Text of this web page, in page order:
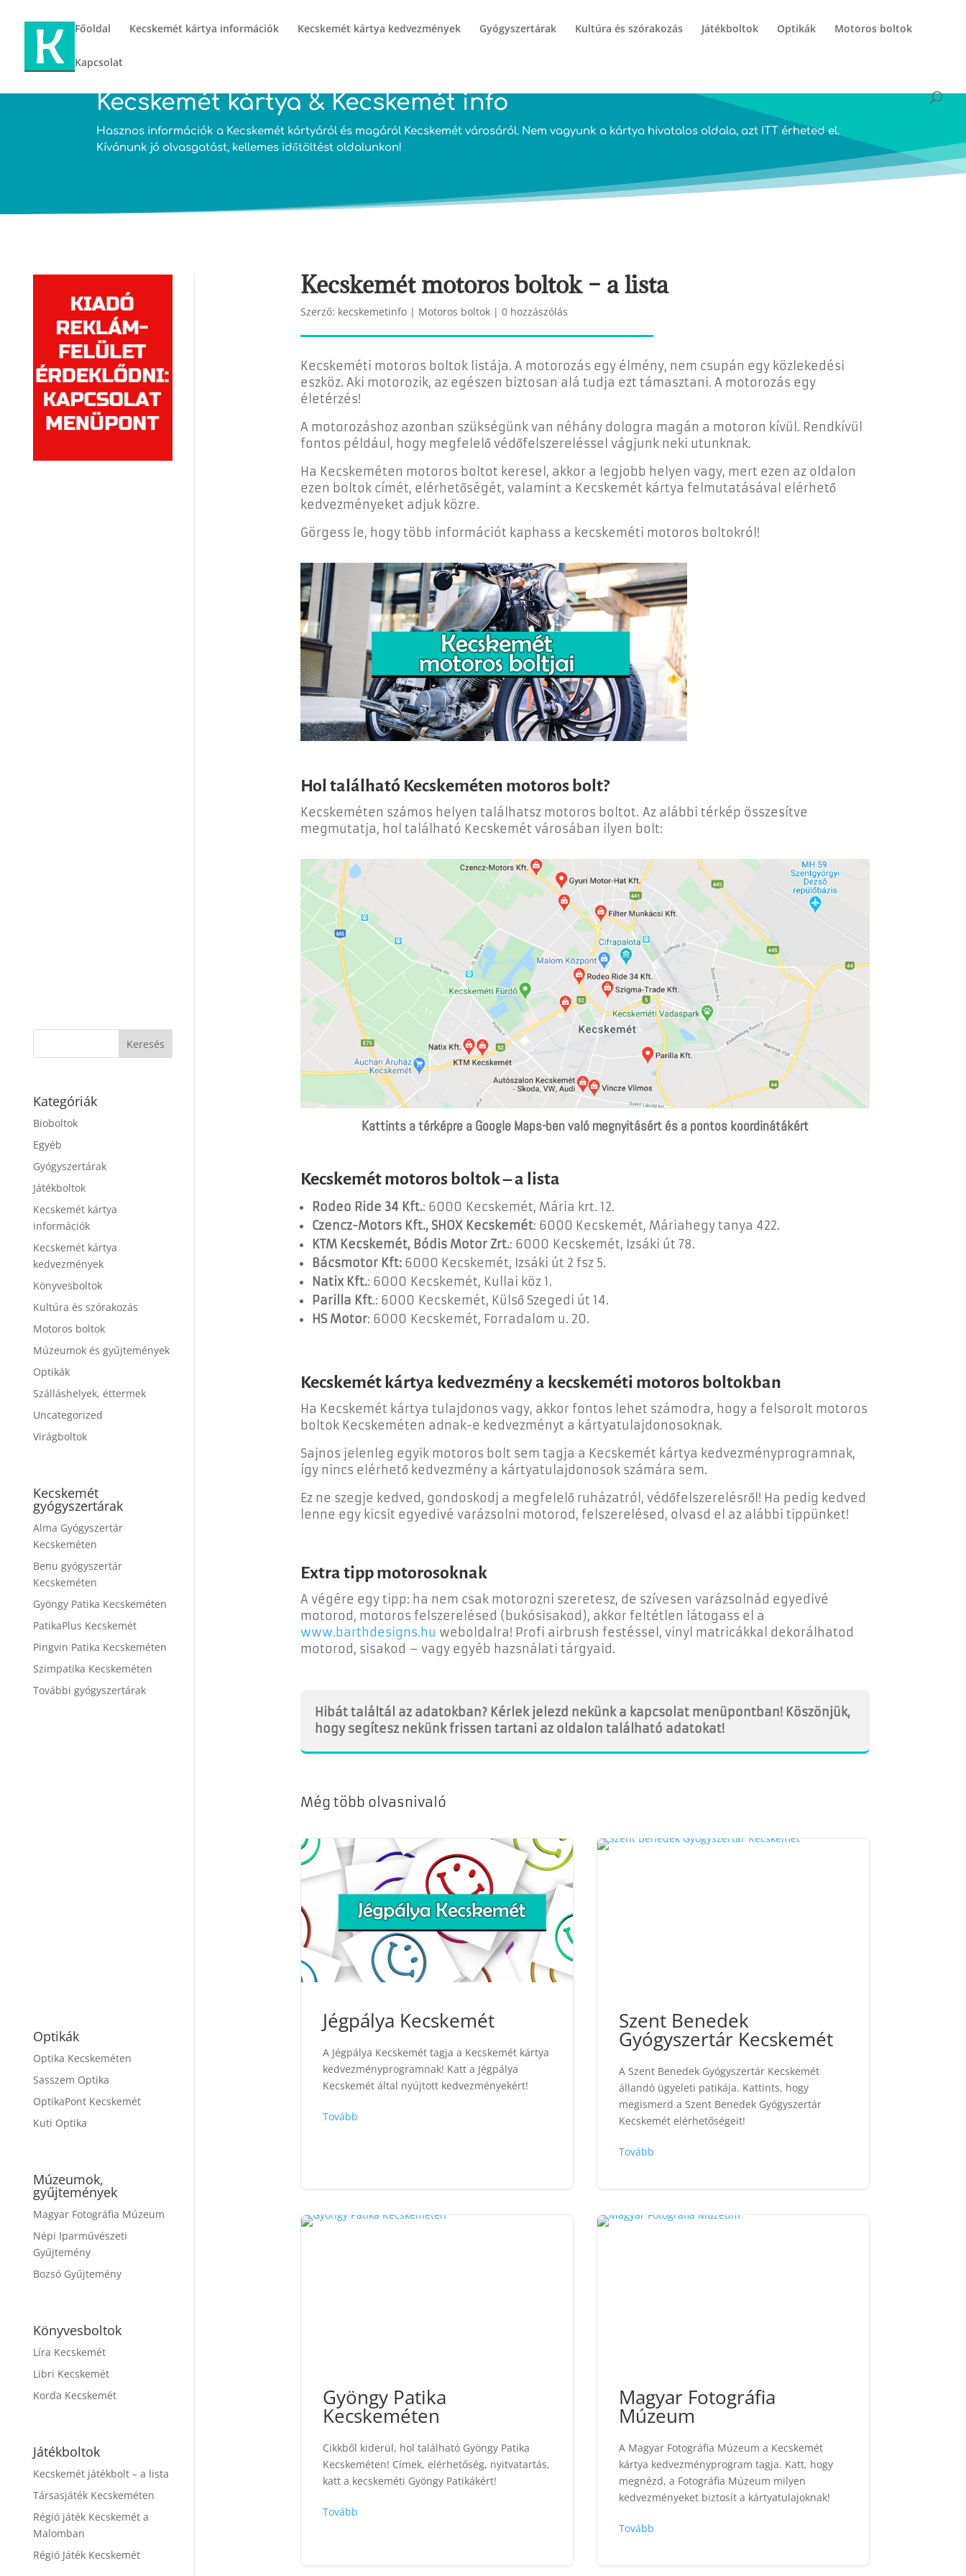
Főoldal Kecskemét kártya információk Kecskemét kártya kedvezmények Gyógyszertárak Kultúra és szórakozás Játékboltok Optikák Motoros boltok
Kapcsolat
Kecskemét kártya & Kecskemét info
Hasznos információk a Kecskemét kártyáról és magáról Kecskemét városáról. Nem vagyunk a kártya hivatalos oldala, azt ITT érheted el.
Kívánunk jó olvasgatást, kellemes időtöltést oldalunkon!
Kategóriák
Bioboltok
Egyéb
Gyógyszertárak
Játékboltok
Kecskemét kártya
információk
Kecskemét kártya
kedvezmények
Könyvesboltok
Kultúra és szórakozás
Motoros boltok
Múzeumok és gyűjtemények
Optikák
Szálláshelyek, éttermek
Uncategorized
Virágboltok
Kecskemét
gyógyszertárak
Alma Gyógyszertár
Kecskeméten
Benu gyógyszertár
Kecskeméten
Gyöngy Patika Kecskeméten
PatikaPlus Kecskemét
Pingvin Patika Kecskeméten
Szimpatika Kecskeméten
További gyógyszertárak
Optikák
Optika Kecskeméten
Sasszem Optika
OptikaPont Kecskemét
Kuti Optika
Múzeumok,
gyűjtemények
Magyar Fotográfia Múzeum
Népi Iparművészeti
Gyűjtemény
Bozsó Gyűjtemény
Könyvesboltok
Líra Kecskemét
Libri Kecskemét
Korda Kecskemét
Játékboltok
Kecskemét játékbolt – a lista
Társasjáték Kecskeméten
Régió játék Kecskemét a
Malomban
Régió Játék Kecskemét
Kecskemét motoros boltok – a lista
Szerző: kecskemetinfo| Motoros boltok| 0 hozzászólás
Kecskeméti motoros boltok listája. A motorozás egy élmény, nem csupán egy közlekedési
eszköz. Aki motorozik, az egészen biztosan alá tudja ezt támasztani. A motorozás egy
életérzés!
A motorozáshoz azonban szükségünk van néhány dologra magán a motoron kívül. Rendkívül
fontos például, hogy megfelelő védőfelszereléssel vágjunk neki utunknak.
Ha Kecskeméten motoros boltot keresel, akkor a legjobb helyen vagy, mert ezen az oldalon
ezen boltok címét, elérhetőségét, valamint a Kecskemét kártya felmutatásával elérhető
kedvezményeket adjuk közre.
Görgess le, hogy több információt kaphass a kecskeméti motoros boltokról!
Hol található Kecskeméten motoros bolt?
Kecskeméten számos helyen találhatsz motoros boltot. Az alábbi térkép összesítve
megmutatja, hol található Kecskemét városában ilyen bolt:
Kattints a térképre a Google Maps-ben való megnyitásért és a pontos koordinátákért
Kecskemét motoros boltok – a lista
Rodeo Ride 34 Kft.: 6000 Kecskemét, Mária krt. 12.
Czencz-Motors Kft., SHOX Kecskemét: 6000 Kecskemét, Máriahegy tanya 422.
KTM Kecskemét, Bódis Motor Zrt.: 6000 Kecskemét, Izsáki út 78.
Bácsmotor Kft:6000 Kecskemét, Izsáki út 2 fsz 5.
Natix Kft.: 6000 Kecskemét, Kullai köz 1.
Parilla Kft.: 6000 Kecskemét, Külső Szegedi út 14.
HS Motor: 6000 Kecskemét, Forradalom u. 20.
Kecskemét kártya kedvezmény a kecskeméti motoros boltokban
Ha Kecskemét kártya tulajdonos vagy, akkor fontos lehet számodra, hogy a felsorolt motoros
boltok Kecskeméten adnak-e kedvezményt a kártyatulajdonosoknak.
Sajnos jelenleg egyik motoros bolt sem tagja a Kecskemét kártya kedvezményprogramnak,
így nincs elérhető kedvezmény a kártyatulajdonosok számára sem.
Ez ne szegje kedved, gondoskodj a megfelelő ruházatról, védőfelszerelésről! Ha pedig kedved
lenne egy kicsit egyedivé varázsolni motorod, felszerelésed, olvasd el az alábbi tippünket!
Extra tipp motorosoknak
A végére egy tipp: ha nem csak motorozni szeretesz, de szívesen varázsolnád egyedivé
motorod, motoros felszerelésed (bukósisakod), akkor feltétlen látogass el a
www.barthdesigns.hu weboldalra! Profi airbrush festéssel, vinyl matricákkal dekorálhatod
motorod, sisakod – vagy egyéb hazsnálati tárgyaid.
Hibát találtál az adatokban? Kérlek jelezd nekünk a kapcsolat menüpontban! Köszönjük,
hogy segítesz nekünk frissen tartani az oldalon található adatokat!
Még több olvasnivaló
Jégpálya Kecskemét
A Jégpálya Kecskemét tagja a Kecskemét kártya
kedvezményprogramnak! Katt a Jégpálya
Kecskemét által nyújtott kedvezményekért!
Tovább
Szent Benedek
Gyógyszertár Kecskemét
A Szent Benedek Gyógyszertár Kecskemét
állandó ügyeleti patikája. Kattints, hogy
megismerd a Szent Benedek Gyógyszertár
Kecskemét elérhetőségeit!
Tovább
Gyöngy Patika
Kecskeméten
Cikkből kiderül, hol található Gyöngy Patika
Kecskeméten! Címek, elérhetőség, nyitvatartás,
katt a kecskeméti Gyöngy Patikákért!
Tovább
Magyar Fotográfia
Múzeum
A Magyar Fotográfia Múzeum a Kecskemét
kártya kedvezményprogram tagja. Katt, hogy
megnézd, a Fotográfia Múzeum milyen
kedvezményeket biztosít a kártyatulajoknak!
Tovább